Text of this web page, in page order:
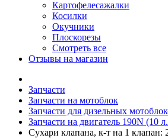
Картофелесажалки
Косилки
Окучники
Плоскорезы
Смотреть все
Отзывы на магазин
Запчасти
Запчасти на мотоблок
Запчасти для дизельных
Запчасти на двигатель 190N (10
Сухари клапана, к-т на 1 клапан: